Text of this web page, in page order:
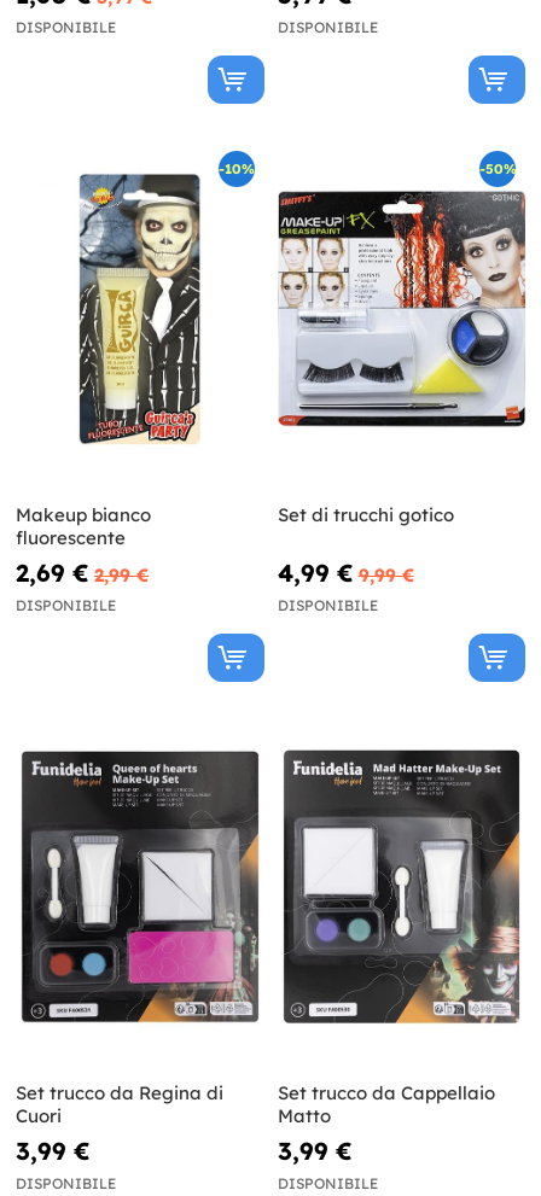
DISPONIBILE DISPONIBILE
-10%
Makeup bianco
fluorescente
2,69 € 2,99 €
DISPONIBILE
-50%
Set di trucchi gotico
4,99 € 9,99 €
DISPONIBILE
Set trucco da Regina di
Cuori
3,99 €
DISPONIBILE
Set trucco da Cappellaio
Matto
3,99 €
DISPONIBILE